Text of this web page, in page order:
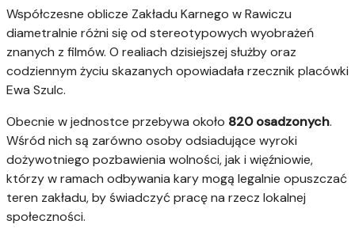
Współczesne oblicze Zakładu Karnego w Rawiczu
diametralnie różni się od stereotypowych wyobrażeń
znanych z filmów. O realiach dzisiejszej służby oraz
codziennym życiu skazanych opowiadała rzecznik placówki
Ewa Szulc.
Obecnie w jednostce przebywa około 820 osadzonych.
Wśród nich są zarówno osoby odsiadujące wyroki
dożywotniego pozbawienia wolności, jak i więźniowie,
którzy w ramach odbywania kary mogą legalnie opuszczać
teren zakładu, by świadczyć pracę na rzecz lokalnej
społeczności.